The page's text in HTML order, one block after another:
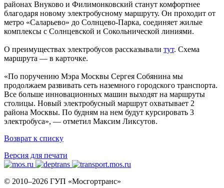
районах Внуково и Филимонковский станут комфортнее
благодаря новому электробусному маршруту. Он проходит от
метро «Саларьево» до Солнцево-Парка, соединяет жилые
комплексы с Солнцевской и Сокольнической линиями.
О преимуществах электробусов рассказывали тут. Схема
маршрута — в карточке.
«По поручению Мэра Москвы Сергея Собянина мы
продолжаем развивать сеть наземного городского транспорта.
Все больше инновационных машин выходят на маршруты
столицы. Новый электробусный маршрут охватывает 2
района Москвы. По будням на нем будут курсировать 3
электробуса», — отметил Максим Ликсутов.
Возврат к списку
Версия для печати
© 2010–2026 ГУП «Мосгортранс»